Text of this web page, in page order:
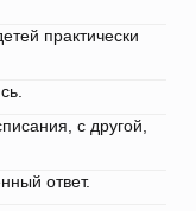
практически
с другой,
ответ.